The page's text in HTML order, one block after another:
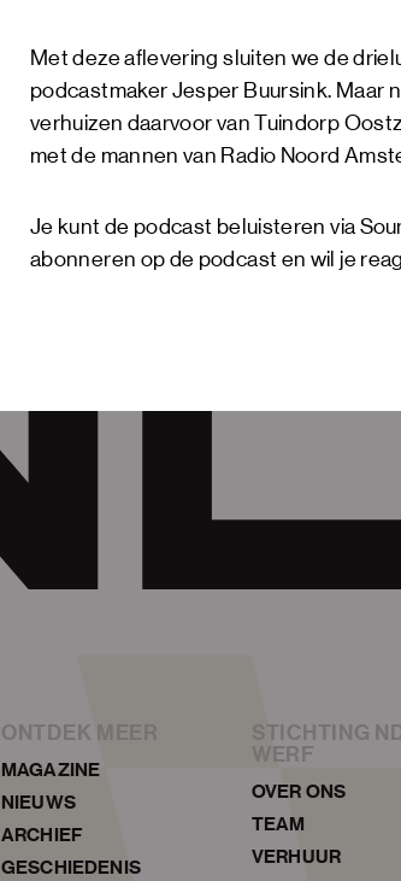
Met deze aflevering sluiten we de
podcastmaker Jesper Buursink. Maar
verhuizen daarvoor van Tuindorp
met de mannen van Radio Noord
Je kunt de podcast beluisteren via
abonneren op de podcast en wil je
ONTDEK MEER
MAGAZINE
NIEUWS
ARCHIEF
GESCHIEDENIS
STICHTING
WERF
OVER ONS
TEAM
VERHUUR